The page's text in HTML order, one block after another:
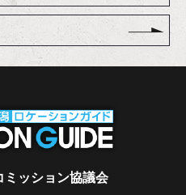
ッション協議会